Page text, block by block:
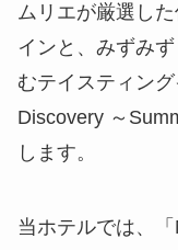
ムリエが厳選し
インと、みずみ
むテイスティン
Discovery ～
します。
当ホテルでは、